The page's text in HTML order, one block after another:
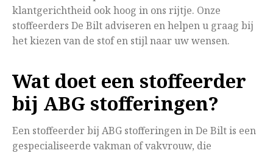
klantgerichtheid ook hoog in ons rijtje. Onze
stoffeerders De Bilt adviseren en helpen u graag bij
het kiezen van de stof en stijl naar uw wensen.
Wat doet een stoffeerder
bij ABG stofferingen?
Een stoffeerder bij ABG stofferingen in De Bilt is een
gespecialiseerde vakman of vakvrouw, die